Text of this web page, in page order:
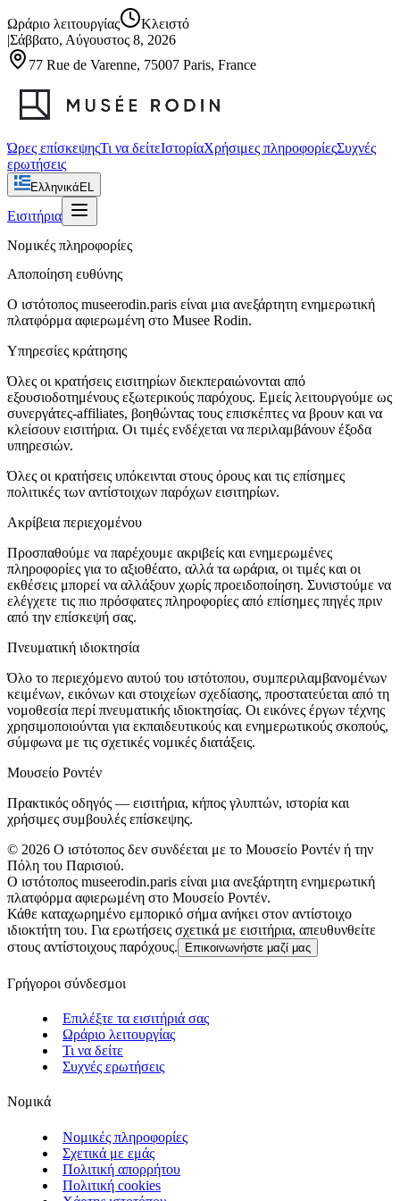
Ωράριο λειτουργίας
Κλειστό
|Σάββατο, Αύγουστος 8, 2026
77 Rue de Varenne, 75007 Paris, France
Ώρες επίσκεψηςΤι να δείτεΙστορίαΧρήσιμες πληροφορίεςΣυχνές
ερωτήσεις
Ελληνικά EL
Εισιτήρια
Νομικές πληροφορίες
Αποποίηση ευθύνης
Ο ιστότοπος museerodin.paris είναι μια ανεξάρτητη ενημερωτική
πλατφόρμα αφιερωμένη στο Musee Rodin.
Υπηρεσίες κράτησης
Όλες οι κρατήσεις εισιτηρίων διεκπεραιώνονται από
εξουσιοδοτημένους εξωτερικούς παρόχους. Εμείς λειτουργούμε ως
συνεργάτες-affiliates, βοηθώντας τους επισκέπτες να βρουν και να
κλείσουν εισιτήρια. Οι τιμές ενδέχεται να περιλαμβάνουν έξοδα
υπηρεσιών.
Όλες οι κρατήσεις υπόκεινται στους όρους και τις επίσημες
πολιτικές των αντίστοιχων παρόχων εισιτηρίων.
Ακρίβεια περιεχομένου
Προσπαθούμε να παρέχουμε ακριβείς και ενημερωμένες
πληροφορίες για το αξιοθέατο, αλλά τα ωράρια, οι τιμές και οι
εκθέσεις μπορεί να αλλάξουν χωρίς προειδοποίηση. Συνιστούμε να
ελέγχετε τις πιο πρόσφατες πληροφορίες από επίσημες πηγές πριν
από την επίσκεψή σας.
Πνευματική ιδιοκτησία
Όλο το περιεχόμενο αυτού του ιστότοπου, συμπεριλαμβανομένων
κειμένων, εικόνων και στοιχείων σχεδίασης, προστατεύεται από τη
νομοθεσία περί πνευματικής ιδιοκτησίας. Οι εικόνες έργων τέχνης
χρησιμοποιούνται για εκπαιδευτικούς και ενημερωτικούς σκοπούς,
σύμφωνα με τις σχετικές νομικές διατάξεις.
Μουσείο Ροντέν
Πρακτικός οδηγός — εισιτήρια, κήπος γλυπτών, ιστορία και
χρήσιμες συμβουλές επίσκεψης.
© 2026 Ο ιστότοπος δεν συνδέεται με το Μουσείο Ροντέν ή την
Πόλη του Παρισιού.
Ο ιστότοπος museerodin.paris είναι μια ανεξάρτητη ενημερωτική
πλατφόρμα αφιερωμένη στο Μουσείο Ροντέν.
Κάθε καταχωρημένο εμπορικό σήμα ανήκει στον αντίστοιχο
ιδιοκτήτη του. Για ερωτήσεις σχετικά με εισιτήρια, απευθυνθείτε
στους αντίστοιχους παρόχους.
Επικοινωνήστε μαζί μας
Γρήγοροι σύνδεσμοι
Επιλέξτε τα εισιτήριά σας
Ωράριο λειτουργίας
Τι να δείτε
Συχνές ερωτήσεις
Νομικά
Νομικές πληροφορίες
Σχετικά με εμάς
Πολιτική απορρήτου
Πολιτική cookies